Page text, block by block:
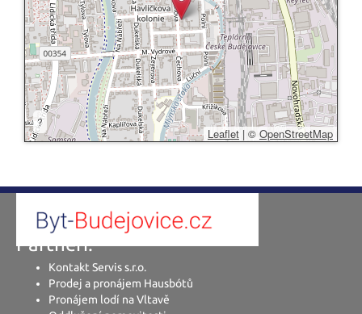
?
Leaflet | © OpenStreetMap
Partneři:
Kontakt Servis s.r.o.
Prodej a pronájem Hausbótů
Pronájem lodí na Vltavě